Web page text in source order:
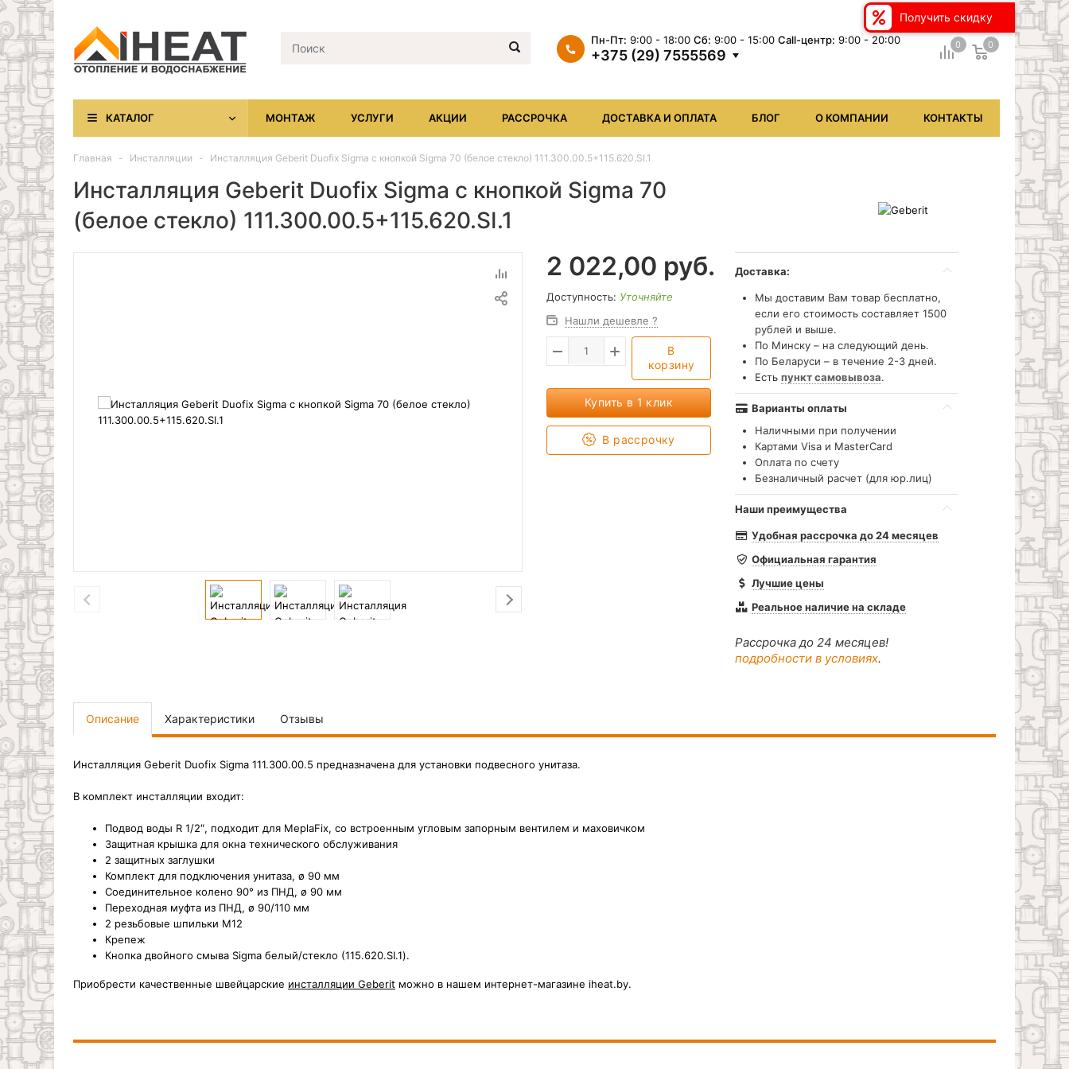
Пн-Пт: 9:00 - 18:00 Сб: 9:00 - 15:00 Сall-центр: 9:00 - 20:00
+375 (29) 7555569
+375 (17) XXX
КАТАЛОГ МОНТАЖ УСЛУГИ АКЦИИ РАССРОЧКА ДОСТАВКА И ОПЛАТА БЛОГ О КОМПАНИИ КОНТАКТЫ
0 0
Главная Инсталляции Инсталляция Geberit Duofix Sigma с кнопкой Sigma 70 (белое стекло) 111.300.00.5+115.620.SI.1
Инсталляция Geberit Duofix Sigma с кнопкой Sigma 70
(белое стекло) 111.300.00.5+115.620.SI.1
2 022,00 руб.
Доступность: Уточняйте
Нашли дешевле ?
В
корзину
Купить в 1 клик
В рассрочку
Доставка:
Мы доставим Вам товар бесплатно,
если его стоимость составляет 1500
рублей и выше.
По Минску – на следующий день.
По Беларуси – в течение 2-3 дней.
Есть пункт самовывоза.
Варианты оплаты
Наличными при получении
Картами Visa и MasterCard
Оплата по счету
Безналичный расчет (для юр.лиц)
Наши преимущества
Удобная рассрочка до 24 месяцев
Официальная гарантия
Лучшие цены
Реальное наличие на складе
Рассрочка до 24 месяцев!
подробности в условиях.
Описание Характеристики Отзывы
Инсталляция Geberit Duofix Sigma 111.300.00.5 предназначена для установки подвесного унитаза.
В комплект инсталляции входит:
Подвод воды R 1/2″, подходит для MeplaFix, со встроенным угловым запорным вентилем и маховичком
Защитная крышка для окна технического обслуживания
2 защитных заглушки
Комплект для подключения унитаза, ø 90 мм
Соединительное колено 90° из ПНД, ø 90 мм
Переходная муфта из ПНД, ø 90/110 мм
2 резьбовые шпильки M12
Крепеж
Кнопка двойного смыва Sigma белый/стекло (115.620.SI.1).
Приобрести качественные швейцарские инсталляции Geberit можно в нашем интернет-магазине iheat.by.
Получить скидку